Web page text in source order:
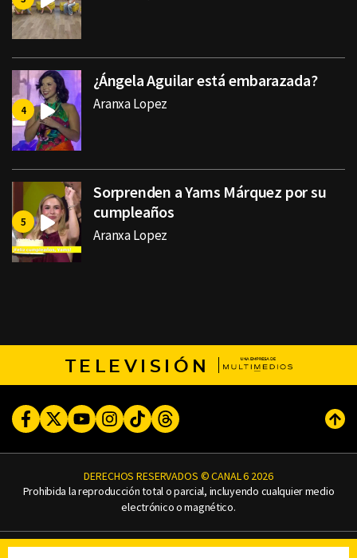
¿Ángela Aguilar está embarazada?
Aranxa Lopez
Sorprenden a Yams Márquez por su
cumpleaños
Aranxa Lopez
TELEVISIÓN
FacebookTwitterYoutubeInstagram
TikTokThreads
DERECHOS RESERVADOS © CANAL 6 2026
Prohibida la reproducción total o parcial, incluyendo cualquier medio
electrónico o magnético.